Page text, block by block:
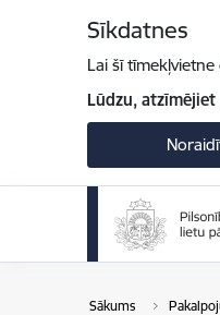
Sīkdatnes
Lai šī
Lūdzu, atzīmējiet
Sākums